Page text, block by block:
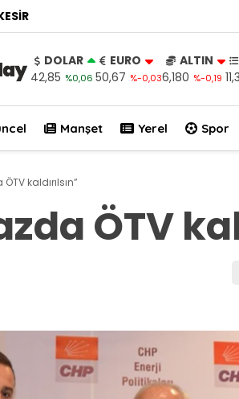
DOLAR
42,85 %0,06
EURO
50,67 %-0,03
ALTIN
6,180 %-0,19
Manşet Yerel Spor
kaldırılsın”
ÖTV